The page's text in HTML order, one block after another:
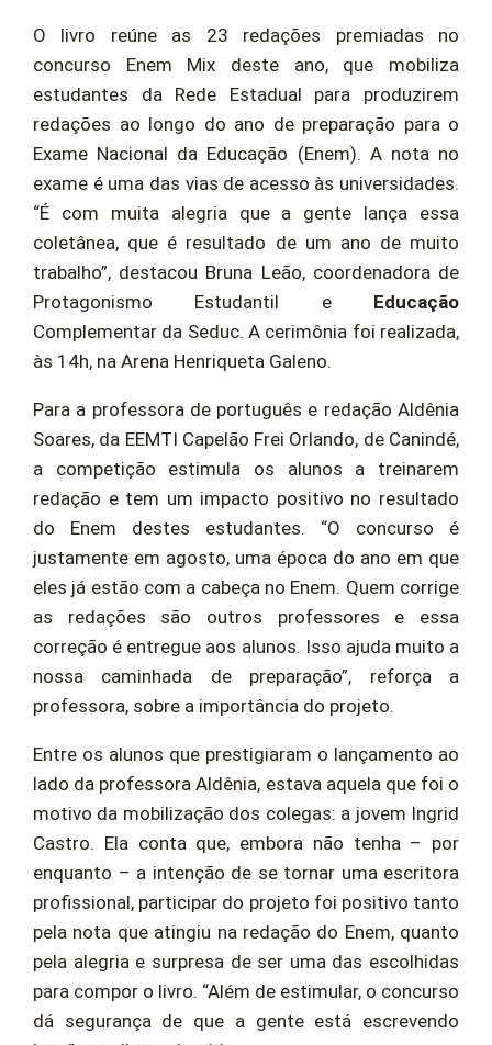
O livro reúne as 23 redações premiadas no
concurso Enem Mix deste ano, que mobiliza
estudantes da Rede Estadual para produzirem
redações ao longo do ano de preparação para o
Exame Nacional da Educação (Enem). A nota no
exame é uma das vias de acesso às universidades.
“É com muita alegria que a gente lança essa
coletânea, que é resultado de um ano de muito
trabalho”, destacou Bruna Leão, coordenadora de
Protagonismo Estudantil e Educação
Complementar da Seduc. A cerimônia foi realizada,
às 14h, na Arena Henriqueta Galeno.
Para a professora de português e redação Aldênia
Soares, da EEMTI Capelão Frei Orlando, de Canindé,
a competição estimula os alunos a treinarem
redação e tem um impacto positivo no resultado
do Enem destes estudantes. “O concurso é
justamente em agosto, uma época do ano em que
eles já estão com a cabeça no Enem. Quem corrige
as redações são outros professores e essa
correção é entregue aos alunos. Isso ajuda muito a
nossa caminhada de preparação”, reforça a
professora, sobre a importância do projeto.
Entre os alunos que prestigiaram o lançamento ao
lado da professora Aldênia, estava aquela que foi o
motivo da mobilização dos colegas: a jovem Ingrid
Castro. Ela conta que, embora não tenha – por
enquanto – a intenção de se tornar uma escritora
profissional, participar do projeto foi positivo tanto
pela nota que atingiu na redação do Enem, quanto
pela alegria e surpresa de ser uma das escolhidas
para compor o livro. “Além de estimular, o concurso
dá segurança de que a gente está escrevendo